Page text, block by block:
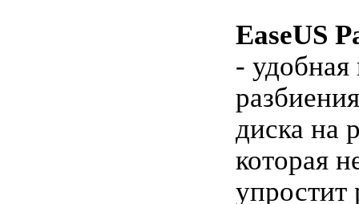
EaseUS
-
диска на
которая
упростит